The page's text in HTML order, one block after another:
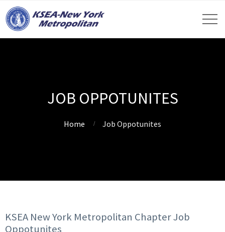
JOB OPPOTUNITES
Home Job Oppotunites
KSEA New York Metropolitan Chapter Job
Oppotunites